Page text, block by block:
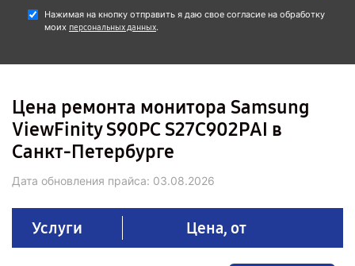
Нажимая на кнопку отправить я даю свое согласие на обработку
моих персональных данных.
Цена ремонта монитора Samsung
ViewFinity S90PC S27C902PAI в
Санкт-Петербурге
Дата обновления прайса: 03.08.2026
Услуги Цена, от